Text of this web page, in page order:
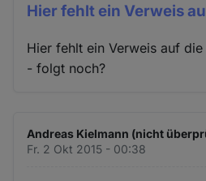
Hier fehlt ein Verweis
Hier fehlt ein Verweis auf
- folgt noch?
Andreas Kielmann (nicht
Fr. 2 Okt 2015 - 00:38